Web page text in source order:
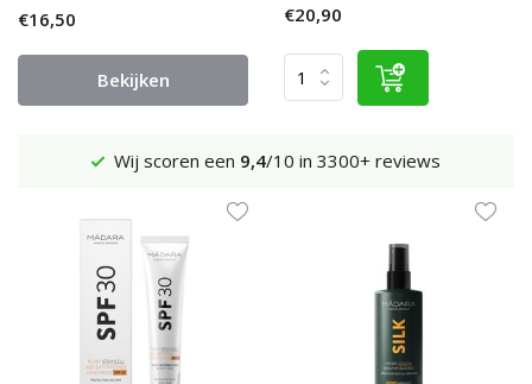
€16,50
Bekijken
€20,90
Verzenden €4,95 (NL)Gratisvanaf €65